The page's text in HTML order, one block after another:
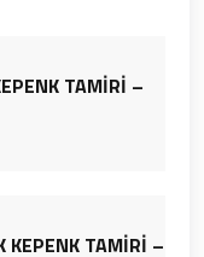
TAMIRI –
KEPENK TAMIRI –